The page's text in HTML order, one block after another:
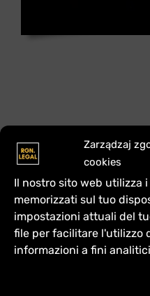
Zarządzaj
cookies
Il nostro sito web utilizza
memorizzati sul tuo
impostazioni attuali del
file per facilitare l'utilizzo
informazioni a fini
Informazioni
Formazione
Ho conseguito la
presso